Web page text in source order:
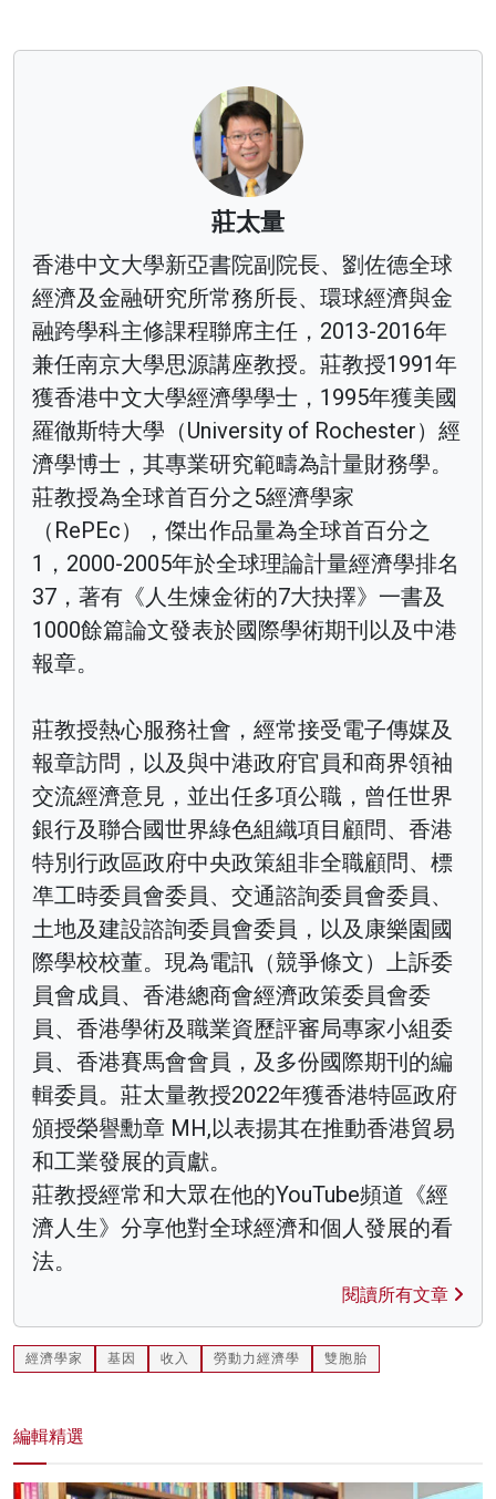
莊太量
香港中文大學新亞書院副院長、劉佐德全球
經濟及金融研究所常務所長、環球經濟與金
融跨學科主修課程聯席主任，2013-2016年
兼任南京大學思源講座教授。莊教授1991年
獲香港中文大學經濟學學士，1995年獲美國
羅徹斯特大學（University of Rochester）經
濟學博士，其專業研究範疇為計量財務學。
莊教授為全球首百分之5經濟學家
（RePEc），傑出作品量為全球首百分之
1，2000-2005年於全球理論計量經濟學排名
37，著有《人生煉金術的7大抉擇》一書及
1000餘篇論文發表於國際學術期刊以及中港
報章。
莊教授熱心服務社會，經常接受電子傳媒及
報章訪問，以及與中港政府官員和商界領袖
交流經濟意見，並出任多項公職，曾任世界
銀行及聯合國世界綠色組織項目顧問、香港
特別行政區政府中央政策組非全職顧問、標
凖工時委員會委員、交通諮詢委員會委員、
土地及建設諮詢委員會委員，以及康樂園國
際學校校董。現為電訊（競爭條文）上訴委
員會成員、香港總商會經濟政策委員會委
員、香港學術及職業資歷評審局專家小組委
員、香港賽馬會會員，及多份國際期刊的編
輯委員。莊太量教授2022年獲香港特區政府
頒授榮譽勳章 MH,以表揚其在推動香港貿易
和工業發展的貢獻。
莊教授經常和大眾在他的YouTube頻道《經
濟人生》分享他對全球經濟和個人發展的看
法。
閱讀所有文章
經濟學家 基因 收入 勞動力經濟學 雙胞胎
編輯精選